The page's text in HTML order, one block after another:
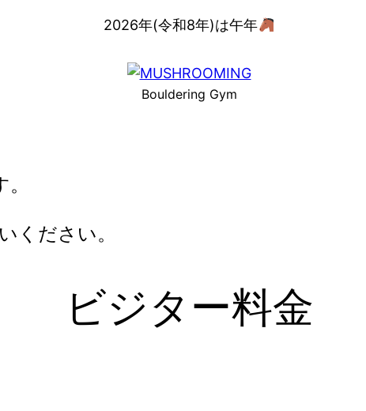
2026年(令和8年)は午年
Bouldering Gym
ください。
ビジター料金